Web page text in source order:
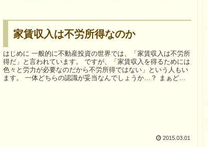
家賃収入は不労所得なのか
はじめに 一般的に不動産投資の世界では、「家賃収入は不労所
得だ」と言われています。 ですが、「家賃収入を得るためには
色々と労力が必要なのだから不労所得ではない」という人もい
ます。 一体どちらの認識が妥当なんでしょうか…？ まぁどっ
2015.03.01